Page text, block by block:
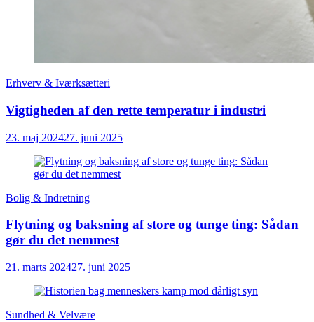
Erhverv & Iværksætteri
Vigtigheden af den rette temperatur i industri
23. maj 202427. juni 2025
Bolig & Indretning
Flytning og baksning af store og tunge ting: Sådan
gør du det nemmest
21. marts 202427. juni 2025
Sundhed & Velvære